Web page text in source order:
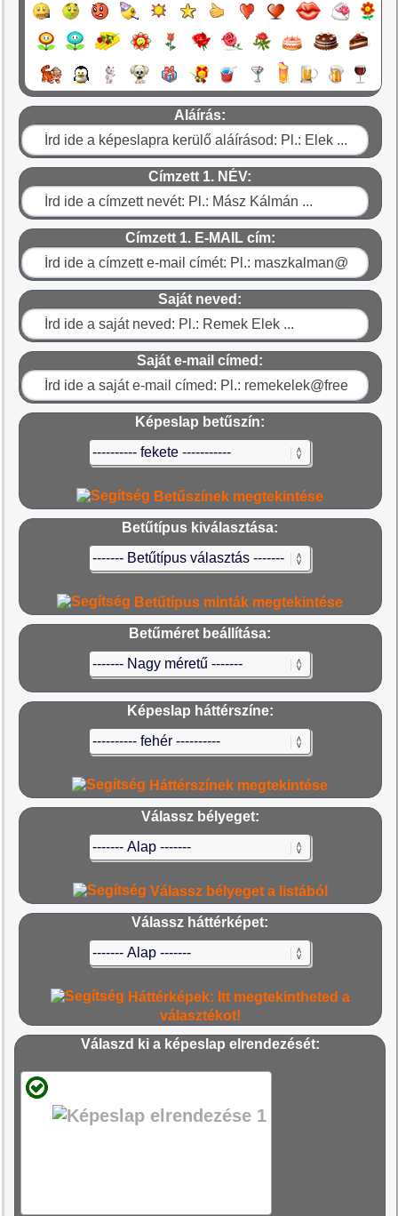
Aláírás:
Címzett 1. NÉV:
Címzett 1. E-MAIL cím:
Saját neved:
Saját e-mail címed:
Képeslap betűszín:
Betűszínek megtekintése
Betűtípus kiválasztása:
Betűtípus minták megtekintése
Betűméret beállítása:
Képeslap háttérszíne:
Háttérszínek megtekintése
Válassz bélyeget:
Válassz bélyeget a listából
Válassz háttérképet:
Háttérképek: Itt megtekintheted a
választékot!
Válaszd ki a képeslap elrendezését: